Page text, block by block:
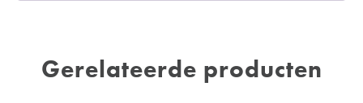
Gerelateerde producten